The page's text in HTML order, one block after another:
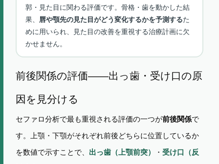
郭・見た目に関わる評価です。骨格・歯を動かした結
果、
唇や顎先の見た目がどう変化するかを予測するた
めに用いられ、見た目の改善を重視する治療計画に欠
かせません。
前後関係の評価——出っ歯・受け口の原
因を見分ける
セファロ分析で最も重視される評価の一つが前後関係で
す。上顎・下顎がそれぞれ前後どちらに位置しているか
を数値で示すことで、 出っ歯（上顎前突） ・ 受け口（反